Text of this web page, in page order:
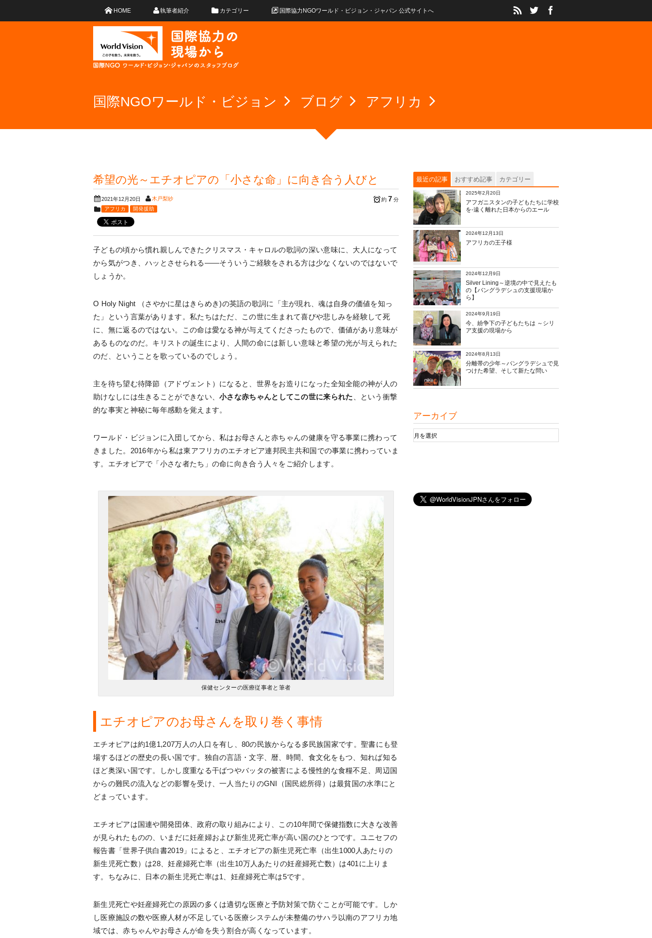
HOME 執筆者紹介 カテゴリー 国際協力NGOワールド・ビジョン・ジャパン 公式サイトへ
国際NGOワールド・ビジョン ブログ アフリカ
希望の光～エチオピアの「小さな命」に向き合う人びと
2021年12月20日 木戸梨紗 約 7 分
アフリカ
開発援助
子どもの頃から慣れ親しんできたクリスマス・キャロルの歌詞の深い意味に、大人になって
から気がつき、ハッとさせられる――そういうご経験をされる方は少なくないのではないで
しょうか。
O Holy Night （さやかに星はきらめき)の英語の歌詞に「主が現れ、魂は自身の価値を知っ
た」という言葉があります。私たちはただ、この世に生まれて喜びや悲しみを経験して死
に、無に返るのではない。この命は愛なる神が与えてくださったもので、価値があり意味が
あるものなのだ。キリストの誕生により、人間の命には新しい意味と希望の光が与えられた
のだ、ということを歌っているのでしょう。
主を待ち望む待降節（アドヴェント）になると、世界をお造りになった全知全能の神が人の
助けなしには生きることができない、小さな赤ちゃんとしてこの世に来られた 、という衝撃
的な事実と神秘に毎年感動を覚えます。
ワールド・ビジョンに入団してから、私はお母さんと赤ちゃんの健康を守る事業に携わって
きました。2016年から私は東アフリカのエチオピア連邦民主共和国での事業に携わっていま
す。エチオピアで「小さな者たち」の命に向き合う人々をご紹介します。
保健センターの医療従事者と筆者
エチオピアのお母さんを取り巻く事情
エチオピアは約1億1,207万人の人口を有し、80の民族からなる多民族国家です。聖書にも登
場するほどの歴史の長い国です。独自の言語・文字、暦、時間、食文化をもつ、知れば知る
ほど奥深い国です。しかし度重なる干ばつやバッタの被害による慢性的な食糧不足、周辺国
からの難民の流入などの影響を受け、一人当たりのGNI（国民総所得）は最貧国の水準にと
どまっています。
エチオピアは国連や開発団体、政府の取り組みにより、この10年間で保健指数に大きな改善
が見られたものの、いまだに妊産婦および新生児死亡率が高い国のひとつです。ユニセフの
報告書「世界子供白書2019」によると、エチオピアの新生児死亡率（出生1000人あたりの
新生児死亡数）は28、妊産婦死亡率（出生10万人あたりの妊産婦死亡数）は401に上りま
す。ちなみに、日本の新生児死亡率は1、妊産婦死亡率は5です。
新生児死亡や妊産婦死亡の原因の多くは適切な医療と予防対策で防ぐことが可能です。しか
し医療施設の数や医療人材が不足している医療システムが未整備のサハラ以南のアフリカ地
域では、赤ちゃんやお母さんが命を失う割合が高くなっています。
最近の記事 おすすめ記事 カテゴリー
2025年2月20日
アフガニスタンの子どもたちに学校
を‐遠く離れた日本からのエール
2024年12月13日
アフリカの王子様
2024年12月9日
Silver Lining～逆境の中で見えたも
の【バングラデシュの支援現場か
ら】
2024年9月19日
今、紛争下の子どもたちは ～シリ
ア支援の現場から
2024年8月13日
分離帯の少年～バングラデシュで見
つけた希望、そして新たな問い
アーカイブ